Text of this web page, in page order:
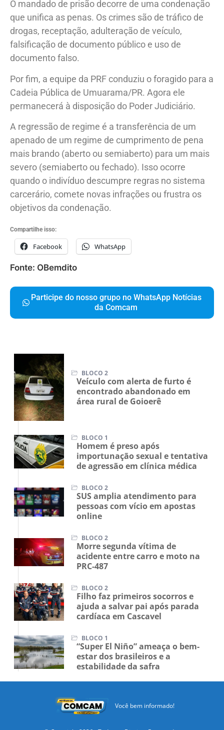
O mandado de prisão decorre de uma condenação
que unifica as penas. Os crimes são de tráfico de
drogas, receptação, adulteração de veículo,
falsificação de documento público e uso de
Por fim, a equipe da PRF conduziu o foragido para a
Cadeia Pública de Umuarama/PR. Agora ele
A regressão de regime é a transferência de um
apenado de um regime de cumprimento de pena
mais brando (aberto ou semiaberto) para um mais
severo (semiaberto ou fechado). Isso ocorre
quando o indivíduo descumpre regras no sistema
carcerário, comete novas infrações ou frustra os
Compartilhe isso:
Participe do nosso grupo no WhatsApp Notícias
da Comcam
BLOCO 2
Veículo com alerta de furto é
encontrado abandonado em
BLOCO 1
Homem é preso após
importunação sexual e tentativa
BLOCO 2
SUS amplia atendimento para
pessoas com vício em apostas
BLOCO 2
Morre segunda vítima de
acidente entre carro e moto na
BLOCO 2
Filho faz primeiros socorros e
ajuda a salvar pai após parada
BLOCO 1
“Super El Niño” ameaça o bem-
estar dos brasileiros e a